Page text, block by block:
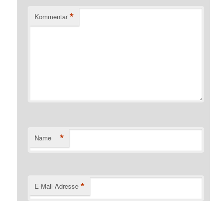
Kommentar *
Name *
E-Mail-Adresse *